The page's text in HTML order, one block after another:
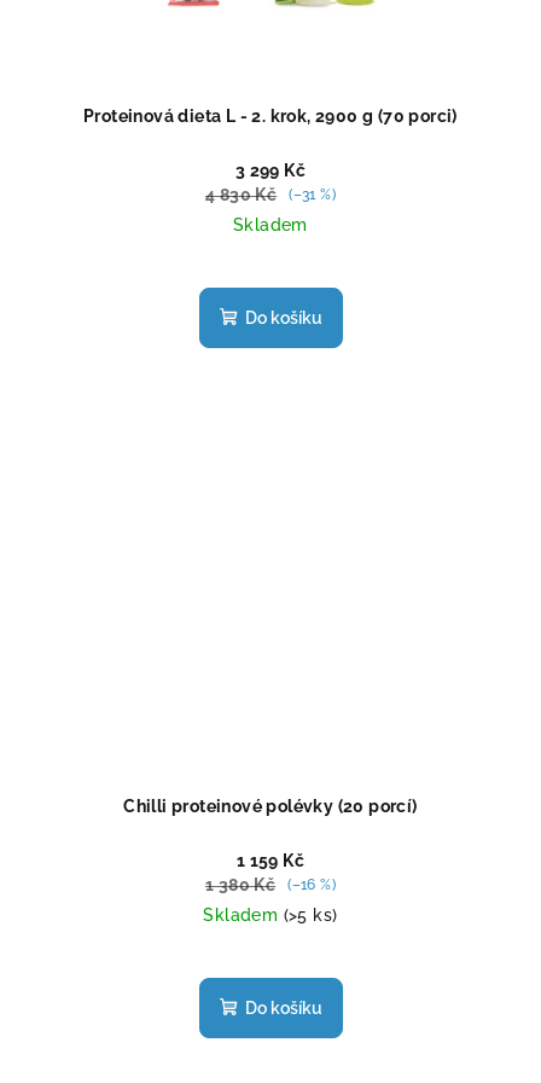
Proteinová dieta L - 2. krok, 2900 g (70 porci)
3 299 Kč
4 830 Kč
(–31 %)
Skladem
hodnocení
produktu
Do košíku
Chilli proteinové polévky (20 porcí)
1 159 Kč
1 380 Kč
(–16 %)
Skladem (>5 ks)
hodnocení
produktu
Do košíku